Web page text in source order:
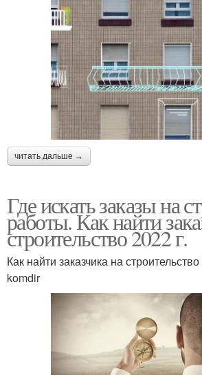
читать дальше →
Где искать заказы на
работы. Как найти
строительство 2022 г.
Как найти заказчика на
komdir